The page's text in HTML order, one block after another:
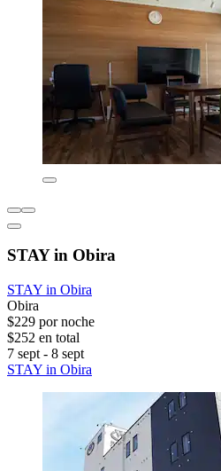
STAY in Obira
STAY in Obira
Obira
$229 por noche
$252 en total
7 sept - 8 sept
STAY in Obira